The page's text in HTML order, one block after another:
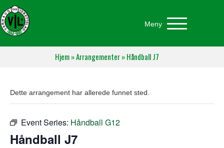
Meny
Hjem»Arrangementer»Håndball J7
Dette arrangement har allerede funnet sted.
Event Series: Håndball G12
Håndball J7